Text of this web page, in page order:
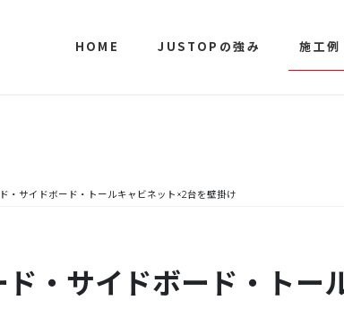
HOME JUSTOPの強み 施工例
・サイドボード・トールキャビネット×2台を壁掛け
・サイドボード・トー